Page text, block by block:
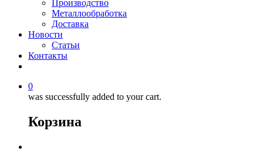
Производство
Металлообработка
Доставка
Новости
Статьи
Контакты
0
was successfully added to your cart.
Корзина